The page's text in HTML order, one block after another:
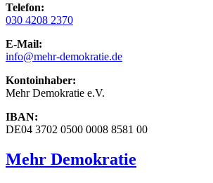
Telefon:
030 4208 2370
E-Mail:
info@mehr-demokratie.de
Kontoinhaber:
Mehr Demokratie e.V.
IBAN:
DE04 3702 0500 0008 8581 00
Mehr Demokratie